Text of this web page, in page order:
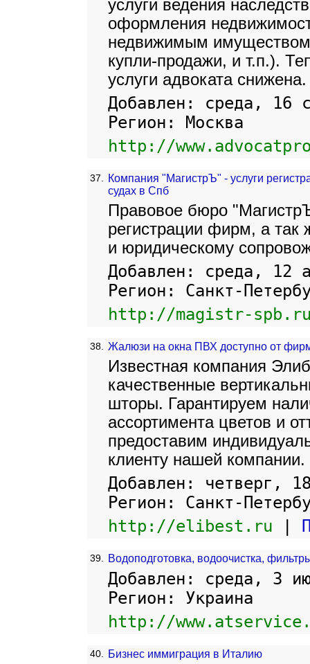
услуги ведения
оформления
недвижимым
купли-продажи, и т.п.).
услуги адвоката снижена.
Добавлен: среда, 16
Регион: Москва
http://
37.
Компания "МагистрЪ" - услуги
судах в Спб
Правовое бюро
регистрации фирм, а так
и юридическому
Добавлен: среда, 12
Регион: Санкт-
http://magistr-
38. Жалюзи на окна ПВХ доступно от
Известная компания
качественные
шторы. Гарантируем
ассортимента цветов и
предоставим
клиенту нашей компании.
Добавлен: четверг,
Регион: Санкт-
http://elibest.ru
39. Водоподготовка, водоочистка,
Добавлен: среда, 3
Регион: Украина
http://
40. Бизнес иммиграция в Италию